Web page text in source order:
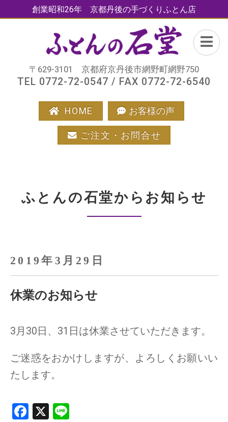
創業昭和26年 京都丹後の手づくりふとん店
〒629-3101 京都府京丹後市網野町網野750
TEL 0772-72-0547 / FAX 0772-72-6540
HOME お客様の声
ご注文・お問合せ
ふとんの石堂からお知らせ
2019年3月29日
休業のお知らせ
3月30日、31日は休業させていただきます。
ご迷惑をおかけしますが、よろしくお願いい
たします。
F X Li